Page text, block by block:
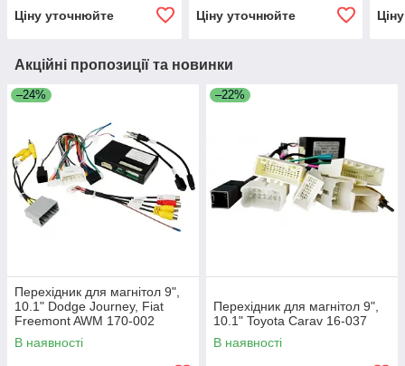
Ціну уточнюйте
Ціну уточнюйте
Акційні пропозиції та новинки
–24%
Перехідник для магнітол 9",
10.1" Dodge Journey, Fiat
Freemont AWM 170-002
В наявності
–22%
Перехідник для магнітол 9",
10.1" Toyota Carav 16-037
В наявності